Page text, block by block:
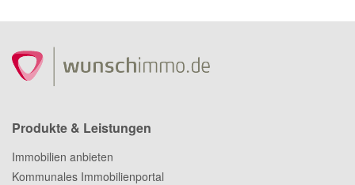
Produkte & Leistungen
Immobilien anbieten
Kommunales Immobilienportal